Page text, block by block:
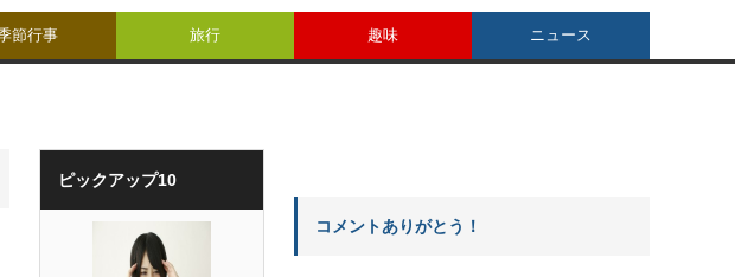
節行事 旅行 趣味 ニュース
ピックアップ10
コメントありがとう！